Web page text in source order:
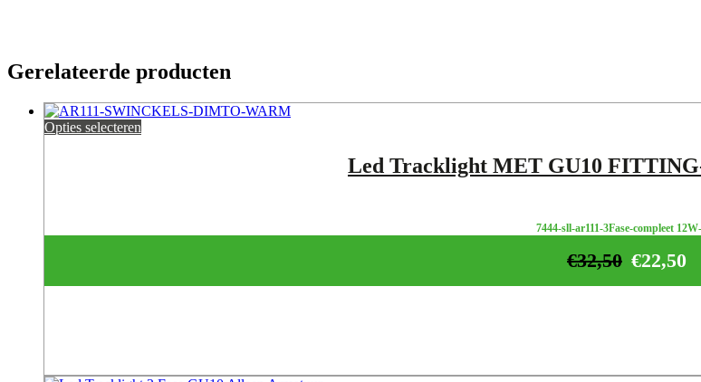
Gerelateerde producten
Opties selecteren
Led Tracklight MET GU10
7444-sll-ar111-3Fase-compleet
€22,50
€32,50